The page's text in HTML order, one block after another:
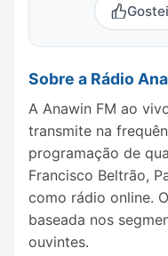
Gostei
Sobre a Rádio
A Anawin FM ao
transmite na
programação de
Francisco Beltrão,
como rádio online.
baseada nos
ouvintes.